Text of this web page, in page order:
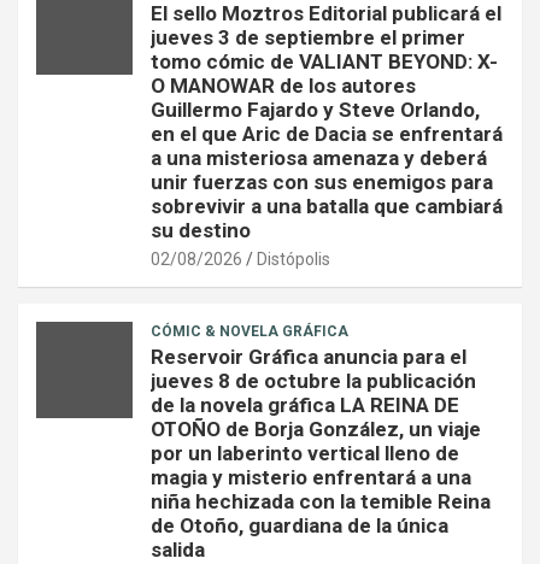
El sello Moztros Editorial publicará el
jueves 3 de septiembre el primer
tomo cómic de VALIANT BEYOND: X-
O MANOWAR de los autores
Guillermo Fajardo y Steve Orlando,
en el que Aric de Dacia se enfrentará
a una misteriosa amenaza y deberá
unir fuerzas con sus enemigos para
sobrevivir a una batalla que cambiará
su destino
02/08/2026 Distópolis
CÓMIC & NOVELA GRÁFICA
Reservoir Gráfica anuncia para el
jueves 8 de octubre la publicación
de la novela gráfica LA REINA DE
OTOÑO de Borja González, un viaje
por un laberinto vertical lleno de
magia y misterio enfrentará a una
niña hechizada con la temible Reina
de Otoño, guardiana de la única
salida